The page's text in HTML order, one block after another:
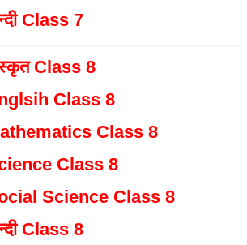
Class 7
Class 8
Class 8
Class 8
Class 8
Science Class 8
Class 8